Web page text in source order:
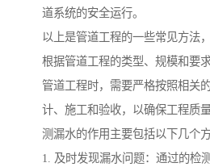
道系统的安全运行。
以上是管道工程的一些常见方法
根据管道工程的类型、规模和要
管道工程时，需要严格按照相关
计、施工和验收，以确保工程质量
测漏水的作用主要包括以下几个方
1. 及时发现漏水问题：通过的检